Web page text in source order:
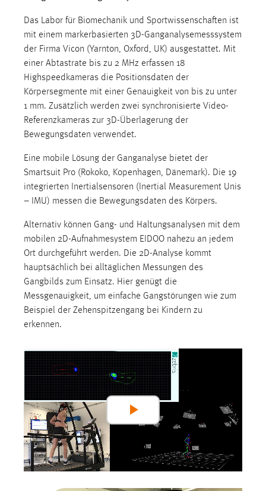
Das Labor für Biomechanik und Sportwissenschaften ist
mit einem markerbasierten 3D-Ganganalysemesssystem
der Firma Vicon (Yarnton, Oxford, UK) ausgestattet. Mit
einer Abtastrate bis zu 2 MHz erfassen 18
Highspeedkameras die Positionsdaten der
Körpersegmente mit einer Genauigkeit von bis zu unter
1 mm. Zusätzlich werden zwei synchronisierte Video-
Referenzkameras zur 3D-Überlagerung der
Bewegungsdaten verwendet.
Eine mobile Lösung der Ganganalyse bietet der
Smartsuit Pro (Rokoko, Kopenhagen, Dänemark). Die 19
integrierten Inertialsensoren (Inertial Measurement Unis
– IMU) messen die Bewegungsdaten des Körpers.
Alternativ können Gang- und Haltungsanalysen mit dem
mobilen 2D-Aufnahmesystem EIDOO nahezu an jedem
Ort durchgeführt werden. Die 2D-Analyse kommt
hauptsächlich bei alltäglichen Messungen des
Gangbilds zum Einsatz. Hier genügt die
Messgenauigkeit, um einfache Gangstörungen wie zum
Beispiel der Zehenspitzengang bei Kindern zu
erkennen.
Play
Video
30 Tage
Chat
Name:
MibewSessionID, MIBEW_UserID, mibew_locale, mibew-
chat-frame-style-5e9dbeb1811c0446
Zweck:
Wird benötigt um die Chatfunktion nutzen zu können.
MibewSessionID, mibew-chat-frame-style-
5e9dbeb1811c0446 = Sitzungslaufzeit, mibew_locale = 3
Jahre, MIBEW_UserID = 1 Jahr
Login
Name:
fe_user, be_user, be_lastLoginProvider
Zweck:
Dieser Cookie ist notwendig um sich an der Website
einloggen zu können.
Cookie Laufzeit:
Statistik Cookies erfassen Informationen anonym.
Diese Informationen helfen uns zu verstehen, wie
unsere Besucher unsere Website nutzen.
Matomo